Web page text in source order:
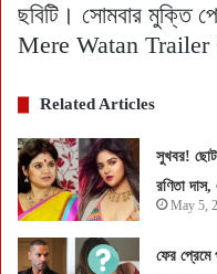
ছবিটি। সোমবার মুক্তি
Mere Watan Trailer
Related Articles
সুখবর! ছোট
রণিতা
May 5,
ফের প্রেমে